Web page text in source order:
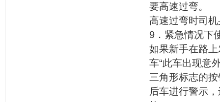
要高速过弯。
高速过弯时司
9．紧急情况下
如果新手在路
车“此车出现意
三角形标志的
后车进行警示